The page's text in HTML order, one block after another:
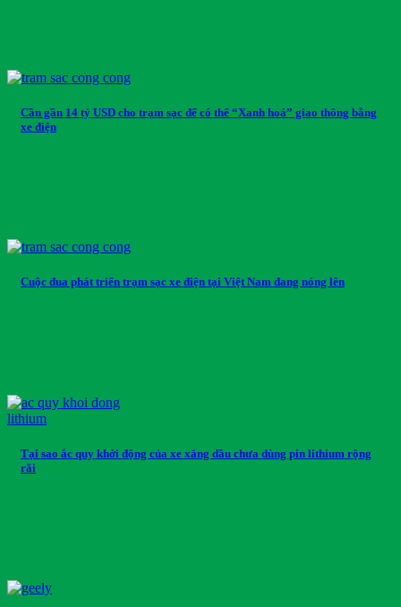
Cần gần 14 tỷ USD cho trạm sạc để có thể “Xanh hoá” giao thông bằng
xe điện
Cuộc đua phát triển trạm sạc xe điện tại Việt Nam đang nóng lên
Tại sao ắc quy khởi động của xe xăng dầu chưa dùng pin lithium rộng
rãi